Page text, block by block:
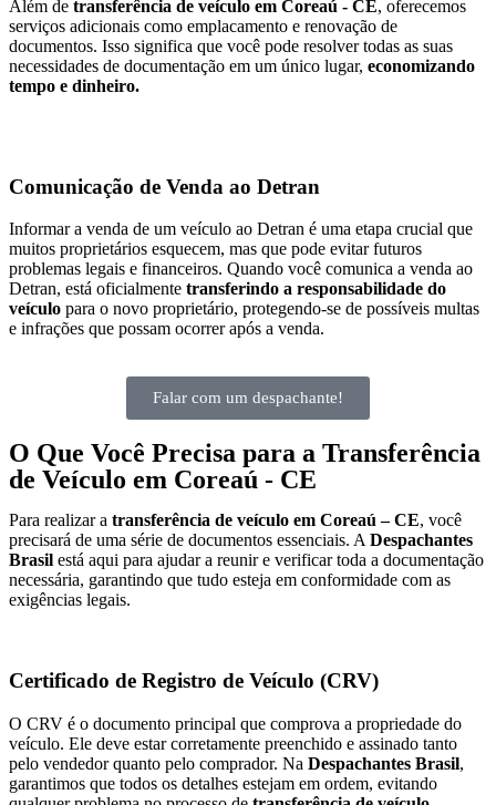
Além de transferência de veículo em Coreaú - CE, oferecemos
serviços adicionais como emplacamento e renovação de
documentos. Isso significa que você pode resolver todas as suas
necessidades de documentação em um único lugar, economizando
tempo e dinheiro.
Comunicação de Venda ao Detran
Informar a venda de um veículo ao Detran é uma etapa crucial que
muitos proprietários esquecem, mas que pode evitar futuros
problemas legais e financeiros. Quando você comunica a venda ao
Detran, está oficialmente transferindo a responsabilidade do
veículo para o novo proprietário, protegendo-se de possíveis multas
e infrações que possam ocorrer após a venda.
Falar com um despachante!
O Que Você Precisa para a Transferência
de Veículo em Coreaú - CE
Para realizar a transferência de veículo em Coreaú – CE, você
precisará de uma série de documentos essenciais. A Despachantes
Brasil está aqui para ajudar a reunir e verificar toda a documentação
necessária, garantindo que tudo esteja em conformidade com as
exigências legais.
Certificado de Registro de Veículo (CRV)
O CRV é o documento principal que comprova a propriedade do
veículo. Ele deve estar corretamente preenchido e assinado tanto
pelo vendedor quanto pelo comprador. Na Despachantes Brasil,
garantimos que todos os detalhes estejam em ordem, evitando